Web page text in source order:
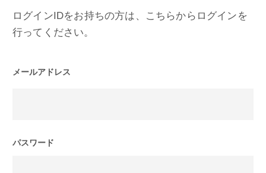
ログインIDをお持ちの方は、こちらからログインを
行ってください。
メールアドレス
パスワード